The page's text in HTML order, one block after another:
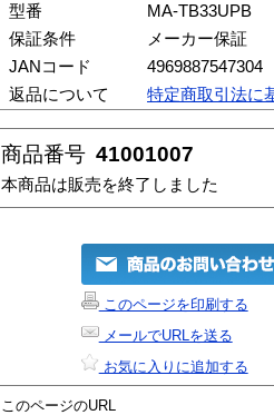
型番
MA-TB33UPB
保証条件
メーカー保証
JANコード
4969887547304
返品について
特定商取引法に
商品番号 41001007
本商品は販売を終了しました
このページを印刷する
メールでURLを送る
お気に入りに追加する
このページのURL